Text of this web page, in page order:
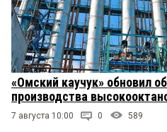
«Омский каучук» обновил
производства
7 августа 10:00 0 589